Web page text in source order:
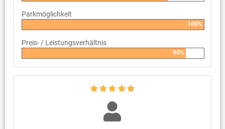
Parkmöglichkeit
100%
Preis- / Leistungsverhältnis
90%